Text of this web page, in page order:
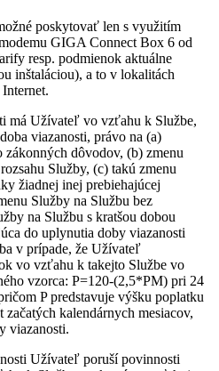
poskytovať len s využitím
GIGA Connect Box 6 od
resp. podmienok aktuálne
inštaláciou), a to v lokalitách
má Užívateľ vo vzťahu k Službe,
viazanosti, právo na (a)
dôvodov, (b) zmenu
Služby, (c) takú zmenu
žiadnej inej prebiehajúcej
Služby na Službu bez
na Službu s kratšou dobou
do uplynutia doby viazanosti
v prípade, že Užívateľ
vo vzťahu k takejto Službe vo
vzorca: P=120-(2,5*PM) pri 24
P predstavuje výšku poplatku
kalendárnych mesiacov,
viazanosti.
Užívateľ poruší povinnosti